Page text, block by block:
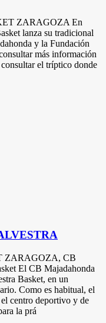
ZARAGOZA En
lanza su tradicional
y la Fundación
más información
el tríptico donde
ZARAGOZA, CB
El CB Majadahonda
Basket, en un
Como es habitual, el
centro deportivo y de
la prá